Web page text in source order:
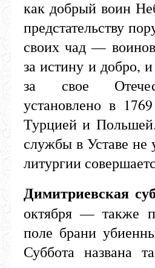
как добрый воин
предстательству
своих чад —
за истину и добро,
за свое
установлено в
Турцией и
службы в Уставе не
литургии
Димитриевская
октября — также
поле брани
Суббота названа